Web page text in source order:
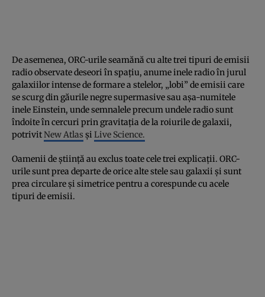
De asemenea, ORC-urile seamănă cu alte trei tipuri de emisii
radio observate deseori în spațiu, anume inele radio în jurul
galaxiilor intense de formare a stelelor, „lobi” de emisii care
se scurg din găurile negre supermasive sau așa-numitele
inele Einstein, unde semnalele precum undele radio sunt
îndoite în cercuri prin gravitația de la roiurile de galaxii,
potrivitNew Atlas și Live Science.
Oamenii de știință au exclus toate cele trei explicații. ORC-
urile sunt prea departe de orice alte stele sau galaxii și sunt
prea circulare și simetrice pentru a corespunde cu acele
tipuri de emisii.